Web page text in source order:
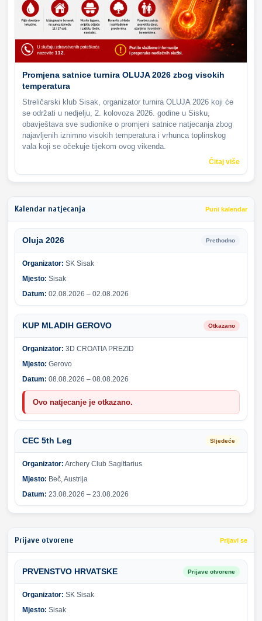
Promjena satnice turnira OLUJA 2026 zbog visokih
temperatura
Streličarski klub Sisak, organizator turnira OLUJA 2026 koji će
se održati u nedjelju, 2. kolovoza 2026. godine u Sisku,
obavještava sve sudionike o promjeni satnice natjecanja zbog
najavljenih iznimno visokih temperatura i vrhunca toplinskog
vala koji se očekuje tijekom ovog vikenda.
Čitaj više
Kalendar natjecanja Puni kalendar
Oluja 2026 Prethodno
Organizator: SK Sisak
Mjesto: Sisak
Datum: 02.08.2026 – 02.08.2026
KUP MLADIH GEROVO Otkazano
Organizator: 3D CROATIA PREZID
Mjesto: Gerovo
Datum: 08.08.2026 – 08.08.2026
Ovo natjecanje je otkazano.
CEC 5th Leg Sljedeće
Organizator: Archery Club Sagittarius
Mjesto: Beč, Austrija
Datum: 23.08.2026 – 23.08.2026
Prijave otvorene Prijavi se
PRVENSTVO HRVATSKE Prijave otvorene
Organizator: SK Sisak
Mjesto: Sisak